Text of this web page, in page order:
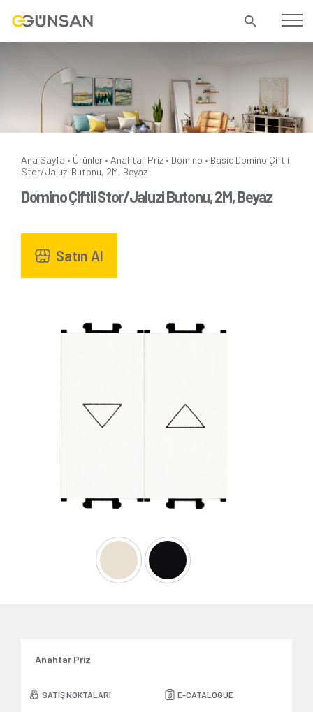
Ana Sayfa • Ürünler • Anahtar Priz • Domino • Basic Domino Çiftli
Stor/Jaluzi Butonu, 2M, Beyaz
Domino Çiftli Stor/Jaluzi Butonu, 2M, Beyaz
Satın Al
Anahtar Priz
SATIŞ NOKTALARI E-CATALOGUE